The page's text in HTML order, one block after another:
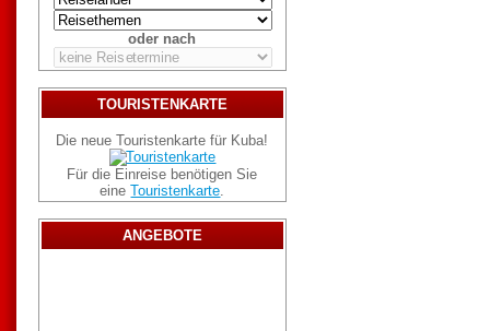
oder nach
TOURISTENKARTE
Die neue Touristenkarte für Kuba!
Für die Einreise benötigen Sie
eineTouristenkarte.
ANGEBOTE